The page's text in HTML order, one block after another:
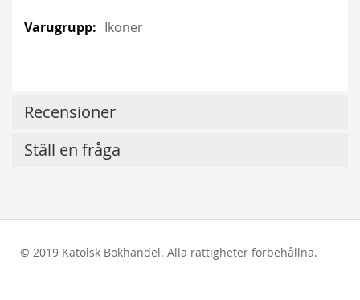
Ikoner
Recensioner
Ställ en fråga
© 2019 Katolsk Bokhandel. Alla rättigheter förbehållna.